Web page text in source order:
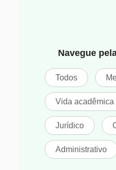
Navegue
Todos
Vida acadêmica
Jurídico
Administrativo